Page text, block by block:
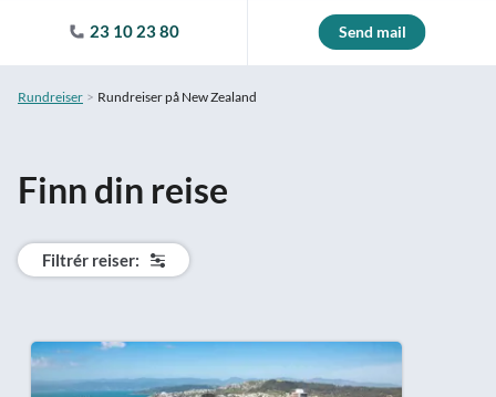
23 10 23 80 Send mail
Rundreiser Rundreiser på New Zealand
Finn din reise
Filtrér reiser: